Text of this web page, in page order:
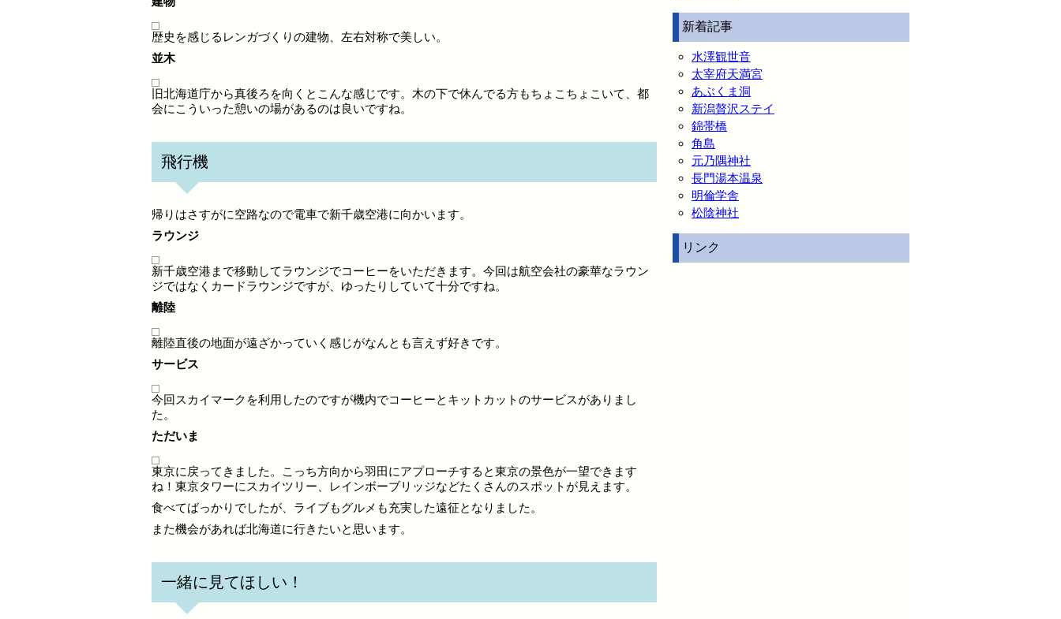
歴史を感じるレンガづくりの建物、左右対称で美しい。
並木
旧北海道庁から真後ろを向くとこんな感じです。木の下で休んでる方もちょこちょこいて、都
会にこういった憩いの場があるのは良いですね。
飛行機
帰りはさすがに空路なので電車で新千歳空港に向かいます。
ラウンジ
新千歳空港まで移動してラウンジでコーヒーをいただきます。今回は航空会社の豪華なラウン
ジではなくカードラウンジですが、ゆったりしていて十分ですね。
離陸
離陸直後の地面が遠ざかっていく感じがなんとも言えず好きです。
サービス
今回スカイマークを利用したのですが機内でコーヒーとキットカットのサービスがありまし
た。
ただいま
東京に戻ってきました。こっち方向から羽田にアプローチすると東京の景色が一望できます
ね！東京タワーにスカイツリー、レインボーブリッジなどたくさんのスポットが見えます。
食べてばっかりでしたが、ライブもグルメも充実した遠征となりました。
また機会があれば北海道に行きたいと思います。
一緒に見てほしい！
新着記事
水澤観世音
太宰府天満宮
あぶくま洞
新潟贅沢ステイ
錦帯橋
角島
元乃隅神社
長門湯本温泉
明倫学舎
松陰神社
リンク